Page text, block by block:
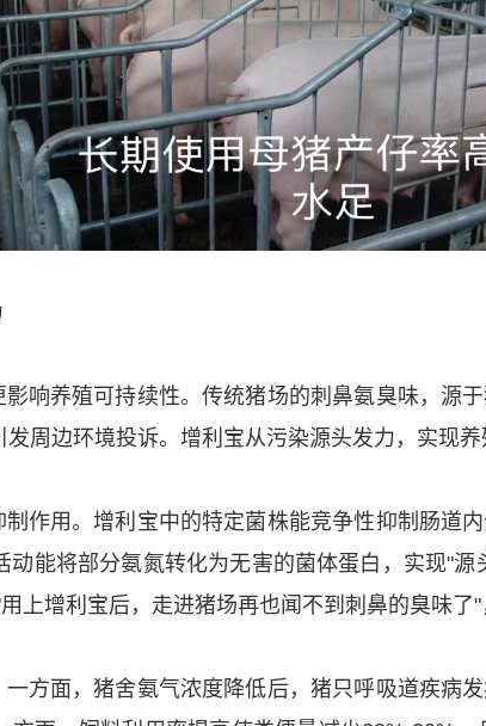
响养殖可持续性。传统猪场的刺鼻氨臭味，源
周边环境投诉。增利宝从污染源头发力，实现养
作用。增利宝中的特定菌株能竞争性抑制肠道
能将部分氨氮转化为无害的菌体蛋白，实现"
上增利宝后，走进猪场再也闻不到刺鼻的臭味了"
方面，猪舍氨气浓度降低后，猪只呼吸道疾病